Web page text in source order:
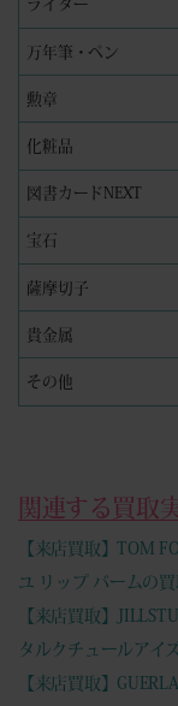
ライター
万年筆・ペン
勲章
化粧品
図書カードNEXT
宝石
薩摩切子
貴金属
その他
関連する買取
【来店買取】TOM
ユ リップ バームの買
【来店買取】
タルクチュールアイ
【来店買取】